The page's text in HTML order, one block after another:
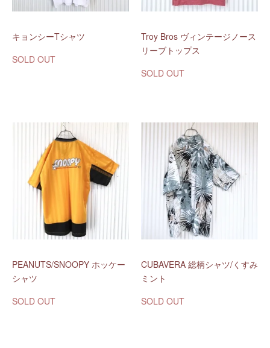
キョンシーTシャツ
SOLD OUT
Troy Bros ヴィンテージノース
リーブトップス
SOLD OUT
PEANUTS/SNOOPY ホッケー
シャツ
SOLD OUT
CUBAVERA 総柄シャツ/くすみ
ミント
SOLD OUT